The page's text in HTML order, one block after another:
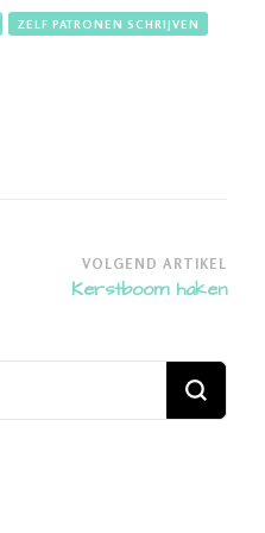
ZELF PATRONEN SCHRIJVEN
VOLGEND ARTIKEL
Kerstboom haken